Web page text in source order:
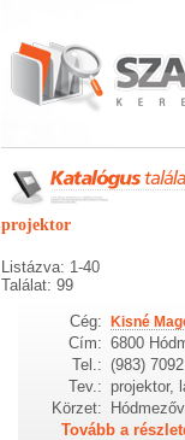
projektor
Listázva: 1-40
Találat: 99
Cég: Kisné
Cím: 6800
Tel.: (983) 7092
Tev.: projektor,
Körzet:
Tovább a